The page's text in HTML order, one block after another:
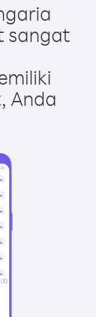
sangat
Anda